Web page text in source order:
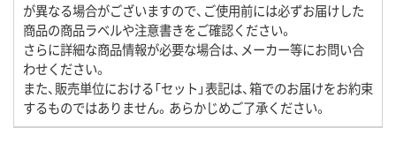
が異なる場合がございますので、ご使用前には必ずお届けした
商品の商品ラベルや注意書きをご確認ください。
さらに詳細な商品情報が必要な場合は、メーカー等にお問い合
わせください。
また、販売単位における「セット」表記は、箱でのお届けをお約束
するものではありません。あらかじめご了承ください。